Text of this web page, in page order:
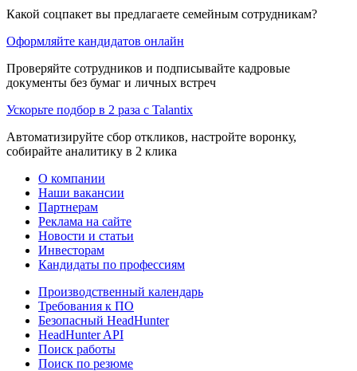
Какой соцпакет вы предлагаете семейным сотрудникам?
Оформляйте кандидатов онлайн
Проверяйте сотрудников и подписывайте кадровые
документы без бумаг и личных встреч
Ускорьте подбор в 2 раза с Talantix
Автоматизируйте сбор откликов, настройте воронку,
собирайте аналитику в 2 клика
О компании
Наши вакансии
Партнерам
Реклама на сайте
Новости и статьи
Инвесторам
Кандидаты по профессиям
Производственный календарь
Требования к ПО
Безопасный HeadHunter
HeadHunter API
Поиск работы
Поиск по резюме